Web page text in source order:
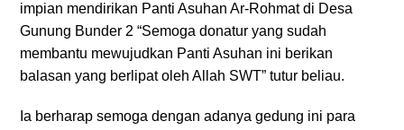
impian mendirikan Panti Asuhan Ar-Rohmat di Desa
Gunung Bunder 2 “Semoga donatur yang sudah
membantu mewujudkan Panti Asuhan ini berikan
balasan yang berlipat oleh Allah SWT” tutur beliau.
Ia berharap semoga dengan adanya gedung ini para